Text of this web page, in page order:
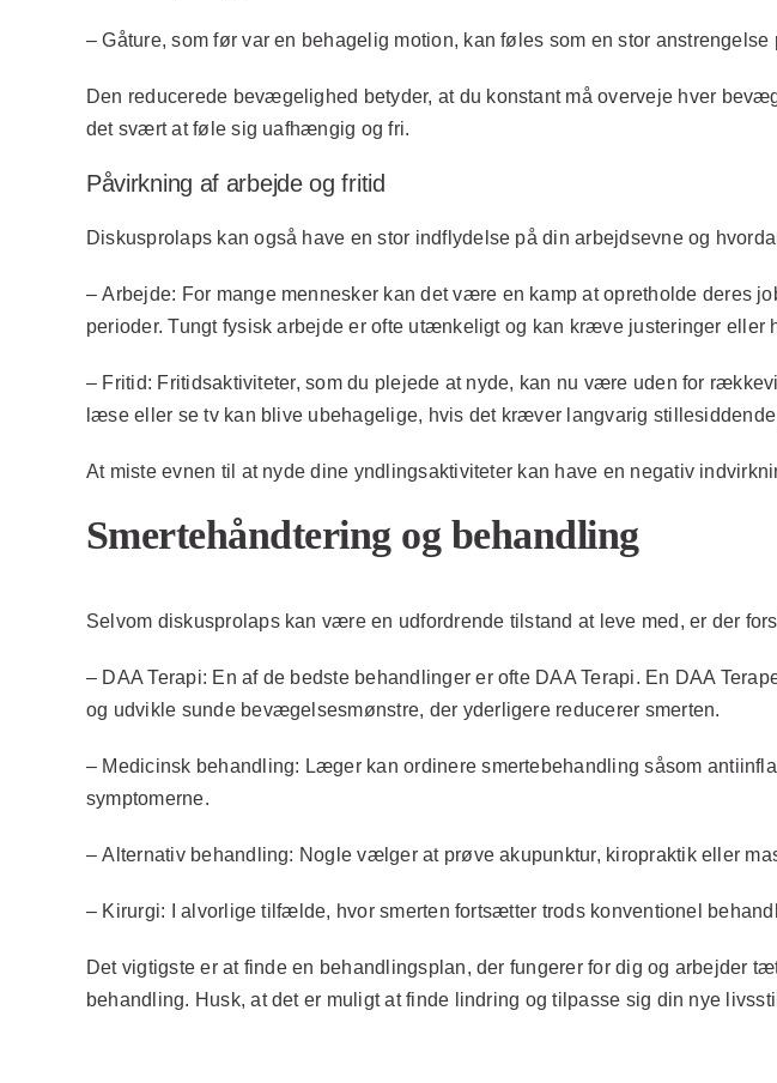
– Gåture, som før var en behagelig motion, kan føles som en stor
Den reducerede bevægelighed betyder, at du konstant må overveje hver
det svært at føle sig uafhængig og fri.
Påvirkning af arbejde og fritid
Diskusprolaps kan også have en stor indflydelse på din arbejdsevne og
–Arbejde: For mange mennesker kan det være en kamp at opretholde deres
perioder. Tungt fysisk arbejde er ofte utænkeligt og kan kræve justeringer eller
– Fritid: Fritidsaktiviteter, som du plejede at nyde, kan nu være uden for
læse eller se tv kan blive ubehagelige, hvis det kræver langvarig
At miste evnen til at nyde dine yndlingsaktiviteter kan have en negativ
Smertehåndtering og behandling
Selvom diskusprolaps kan være en udfordrende tilstand at leve med, er der
– DAA Terapi: En af de bedste behandlinger er ofte DAA Terapi. En DAA
og udvikle sunde bevægelsesmønstre, der yderligere reducerer smerten.
– Medicinsk behandling: Læger kan ordinere smertebehandling såsom
symptomerne.
–Alternativ behandling: Nogle vælger at prøve akupunktur, kiropraktik eller
– Kirurgi: I alvorlige tilfælde, hvor smerten fortsætter trods konventionel
Det vigtigste er at finde en behandlingsplan, der fungerer for dig og arbejder
behandling. Husk, at det er muligt at finde lindring og tilpasse sig din nye